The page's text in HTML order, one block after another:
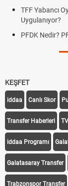
Sezonda Nasıl
ve Karar Süreci
KEŞFET
iddaa Canlı Skor
Transfer Haberleri
iddaa Programı
Galatasaray Transfer